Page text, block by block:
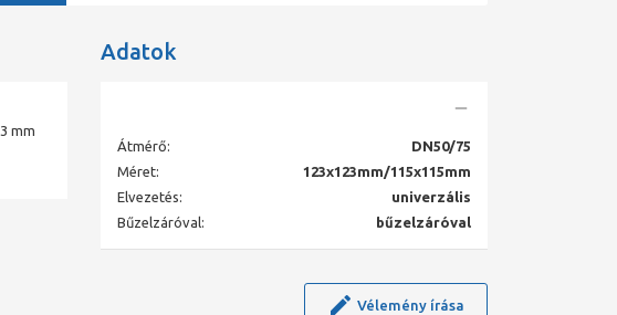
mm
Adatok
Átmérő:
DN50/75
Méret:
123x123mm/115x115mm
Elvezetés:
univerzális
Bűzelzáróval:
bűzelzáróval
Vélemény írása